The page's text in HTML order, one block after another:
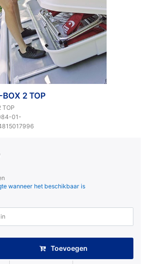
2 TOP
TOP
01-
wanneer het beschikbaar is
Toevoegen